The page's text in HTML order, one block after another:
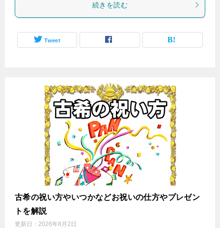
続きを読む
Tweet
古希の祝い方やいつかなどお祝いの仕方やプレゼン
トを解説
更新日： 2026年8月2日